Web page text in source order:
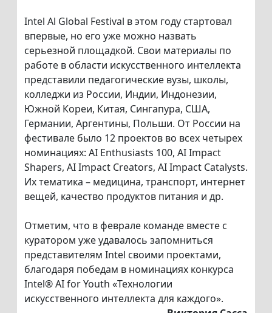
Intel Al Global Festival в этом году стартовал
впервые, но его уже можно назвать
серьезной площадкой. Свои материалы по
работе в области искусственного интеллекта
представили педагогические вузы, школы,
колледжи из России, Индии, Индонезии,
Южной Кореи, Китая, Сингапура, США,
Германии, Аргентины, Польши. От России на
фестивале было 12 проектов во всех четырех
номинациях: AI Enthusiasts 100, AI Impact
Shapers, AI Impact Creators, AI Impact Catalysts.
Их тематика – медицина, транспорт, интернет
вещей, качество продуктов питания и др.
Отметим, что в феврале команде вместе с
куратором уже удавалось запомниться
представителям Intel своими проектами,
благодаря победам в номинациях конкурса
Intel® AI for Youth «Технологии
искусственного интеллекта для каждого».